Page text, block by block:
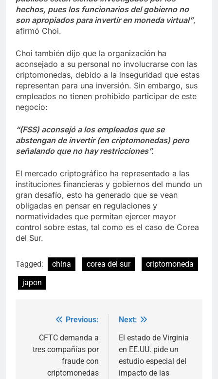
hechos, pues los funcionarios del gobierno no
son apropiados para invertir en moneda virtual”,
afirmó Choi.
Choi también dijo que la organización ha
aconsejado a su personal no involucrarse con las
criptomonedas, debido a la inseguridad que estas
representan para una inversión. Sin embargo, sus
empleados no tienen prohibido participar de este
negocio:
“(FSS) aconsejó a los empleados que se
abstengan de invertir (en criptomonedas) pero
señalando que no hay restricciones”.
El mercado criptográfico ha representado a las
instituciones financieras y gobiernos del mundo un
gran desafío, esto ha generado que se vean
obligadas en pensar en regulaciones y
normatividades que permitan ejercer mayor
control sobre estas, tal como es el caso de Corea
del Sur.
Tagged: china corea del sur
criptomoneda
japon
navigation
Previous:
CFTC demanda a
tres compañías por
fraude con
criptomonedas
Next:
El estado de Virginia
en EE.UU. pide un
estudio especial del
impacto de las